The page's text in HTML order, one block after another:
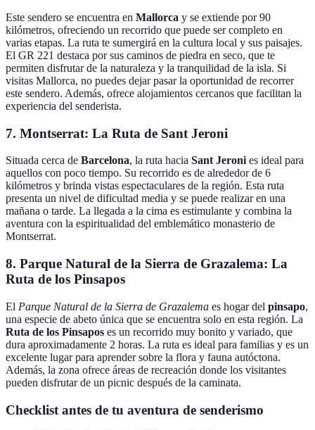
Este sendero se encuentra en Mallorca y se extiende por 90
kilómetros, ofreciendo un recorrido que puede ser completo en
varias etapas. La ruta te sumergirá en la cultura local y sus paisajes.
El GR 221 destaca por sus caminos de piedra en seco, que te
permiten disfrutar de la naturaleza y la tranquilidad de la isla. Si
visitas Mallorca, no puedes dejar pasar la oportunidad de recorrer
este sendero. Además, ofrece alojamientos cercanos que facilitan la
experiencia del senderista.
7. Montserrat: La Ruta de Sant Jeroni
Situada cerca de Barcelona, la ruta hacia Sant Jeronies ideal para
aquellos con poco tiempo. Su recorrido es de alrededor de 6
kilómetros y brinda vistas espectaculares de la región. Esta ruta
presenta un nivel de dificultad media y se puede realizar en una
mañana o tarde. La llegada a la cima es estimulante y combina la
aventura con la espiritualidad del emblemático monasterio de
Montserrat.
8. Parque Natural de la Sierra de Grazalema: La
Ruta de los Pinsapos
El Parque Natural de la Sierra de Grazalema es hogar del pinsapo,
una especie de abeto única que se encuentra solo en esta región. La
Ruta de los Pinsapos es un recorrido muy bonito y variado, que
dura aproximadamente 2 horas. La ruta es ideal para familias y es un
excelente lugar para aprender sobre la flora y fauna autóctona.
Además, la zona ofrece áreas de recreación donde los visitantes
pueden disfrutar de un picnic después de la caminata.
Checklist antes de tu aventura de senderismo